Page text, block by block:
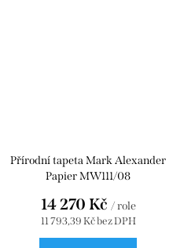
Přírodní tapeta Mark Alexander
Papier MW111/08
11 793,39 Kč bez DPH
14 270 Kč / role